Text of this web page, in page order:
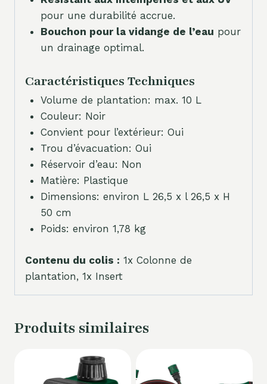
pour une durabilité accrue.
Bouchon pour la vidange de l’eau pour
un drainage optimal.
Caractéristiques Techniques
Volume de plantation: max. 10 L
Couleur: Noir
Convient pour l’extérieur: Oui
Trou d’évacuation: Oui
Réservoir d’eau: Non
Matière: Plastique
Dimensions: environ L 26,5 x l 26,5 x H
50 cm
Poids: environ 1,78 kg
Contenu du colis : 1x Colonne de
plantation, 1x Insert
Produits similaires